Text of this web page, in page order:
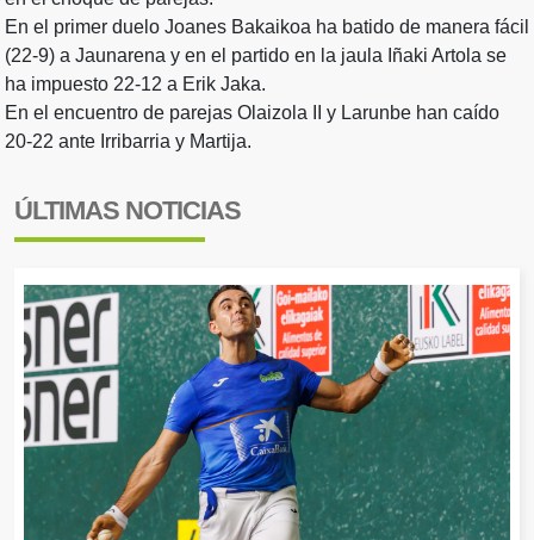
En el primer duelo Joanes Bakaikoa ha batido de manera fácil
(22-9) a Jaunarena y en el partido en la jaula Iñaki Artola se
ha impuesto 22-12 a Erik Jaka.
En el encuentro de parejas Olaizola II y Larunbe han caído
20-22 ante Irribarria y Martija.
ÚLTIMAS NOTICIAS